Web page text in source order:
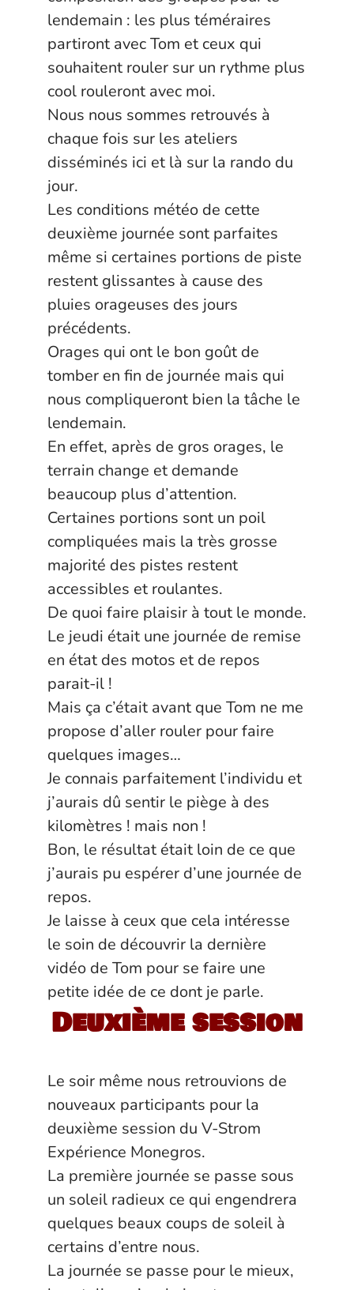
lendemain : les plus téméraires
partiront avec Tom et ceux qui
souhaitent rouler sur un rythme plus
cool rouleront avec moi.
Nous nous sommes retrouvés à
chaque fois sur les ateliers
disséminés ici et là sur la rando du
jour.
Les conditions météo de cette
deuxième journée sont parfaites
même si certaines portions de piste
restent glissantes à cause des
pluies orageuses des jours
précédents.
Orages qui ont le bon goût de
tomber en fin de journée mais qui
nous compliqueront bien la tâche le
lendemain.
En effet, après de gros orages, le
terrain change et demande
beaucoup plus d’attention.
Certaines portions sont un poil
compliquées mais la très grosse
majorité des pistes restent
accessibles et roulantes.
De quoi faire plaisir à tout le monde.
Le jeudi était une journée de remise
en état des motos et de repos
parait-il !
Mais ça c’était avant que Tom ne me
propose d’aller rouler pour faire
quelques images…
Je connais parfaitement l’individu et
j’aurais dû sentir le piège à des
kilomètres ! mais non !
Bon, le résultat était loin de ce que
j’aurais pu espérer d’une journée de
repos.
Je laisse à ceux que cela intéresse
le soin de découvrir la dernière
vidéo de Tom pour se faire une
petite idée de ce dont je parle.
Deuxième session
Le soir même nous retrouvions de
nouveaux participants pour la
deuxième session du V-Strom
Expérience Monegros.
La première journée se passe sous
un soleil radieux ce qui engendrera
quelques beaux coups de soleil à
certains d’entre nous.
La journée se passe pour le mieux,